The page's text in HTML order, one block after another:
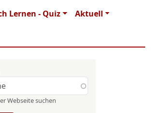
Lernen - Quiz
Aktuell
Webseite suchen